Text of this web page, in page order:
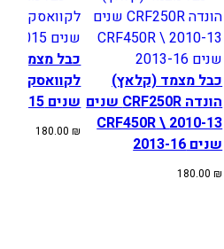
כבל מצמד (קלאץ)
הונדה CRF250R שנים
2010-13 \ CRF450R
שנים 2013-16
180.00₪
כבל מצמד
שנים 2009-2015
180.00₪